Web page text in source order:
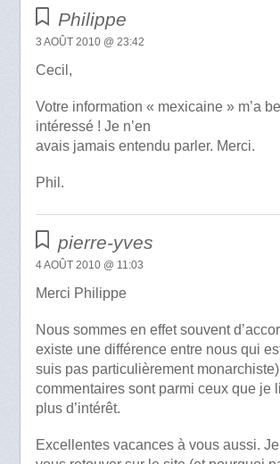
Philippe
3 AOÛT 2010 @ 23:42
Cecil,
Votre information « mexicaine » m’a
intéressé ! Je n’en
avais jamais entendu parler. Merci.
Phil.
pierre-yves
4 AOÛT 2010 @ 11:03
Merci Philippe
Nous sommes en effet souvent
existe une différence entre nous qui
suis pas particulièrement
commentaires sont parmi ceux que je
plus d’intérêt.
Excellentes vacances à vous aussi.